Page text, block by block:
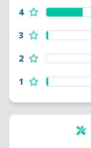
4
3
2
1